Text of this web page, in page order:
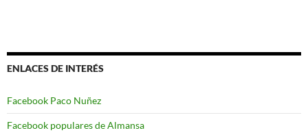
ENLACES DE INTERÉS
Facebook Paco Nuñez
Facebook populares de Almansa